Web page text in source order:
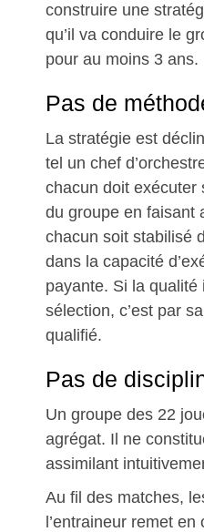
construire une
qu’il va conduire le
pour au moins 3 ans.
Pas de
La stratégie est
tel un chef
chacun doit exécuter
du groupe en faisant
chacun soit stabilisé
dans la capacité
payante. Si la
sélection, c’est par
qualifié.
Pas de
Un groupe des 22
agrégat. Il ne
assimilant
Au fil des matches,
l’entraineur remet